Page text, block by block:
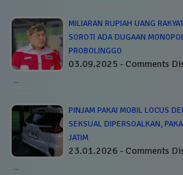
MILIARAN RUPIAH UANG
SOROTI ADA DUGAAN
PROBOLINGGO
03.09.2025 - Comments
…
PINJAM PAKAI MOBIL LOCUS
SEKSUAL DIPERSOALKAN,
JATIM
23.01.2026 - Comments
…